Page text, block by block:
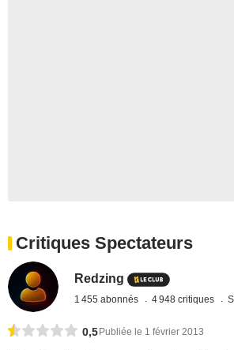
Critiques Spectateurs
Redzing
1 455 abonnés 4 948 critiques
0,5 Publiée le 1 février 2013